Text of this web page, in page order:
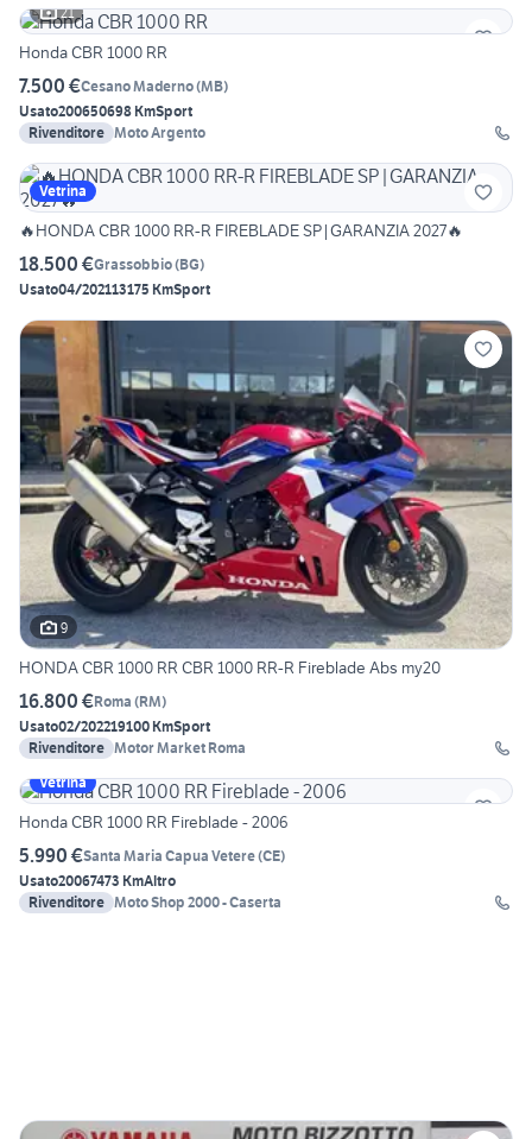
21
Honda CBR 1000 RR
7.500 €Cesano Maderno(MB)
Usato200650698 KmSport
Rivenditore Moto Argento
Vetrina
🔥HONDA CBR 1000 RR-R FIREBLADE SP|GARANZIA 2027🔥
18.500 €Grassobbio(BG)
Usato04/202113175 KmSport
9
HONDA CBR 1000 RR CBR 1000 RR-R Fireblade Abs my20
16.800 €Roma (RM)
Usato02/202219100 KmSport
Rivenditore Motor Market Roma
Vetrina
Honda CBR 1000 RR Fireblade - 2006
5.990 €Santa Maria Capua Vetere(CE)
Usato20067473 KmAltro
Rivenditore Moto Shop 2000 - Caserta